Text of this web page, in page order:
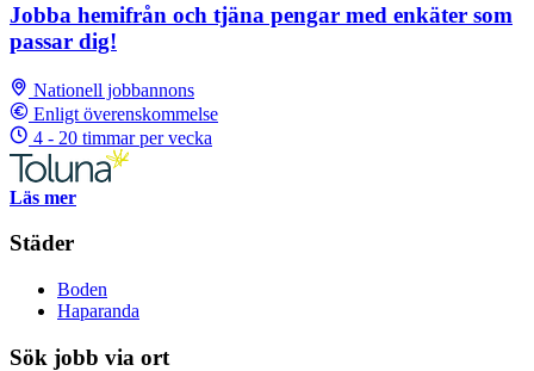
Jobba hemifrån och tjäna pengar med enkäter som
passar dig!
Nationell jobbannons
Enligt överenskommelse
4 - 20 timmar per vecka
Läs mer
Städer
Boden
Haparanda
Sök jobb via ort